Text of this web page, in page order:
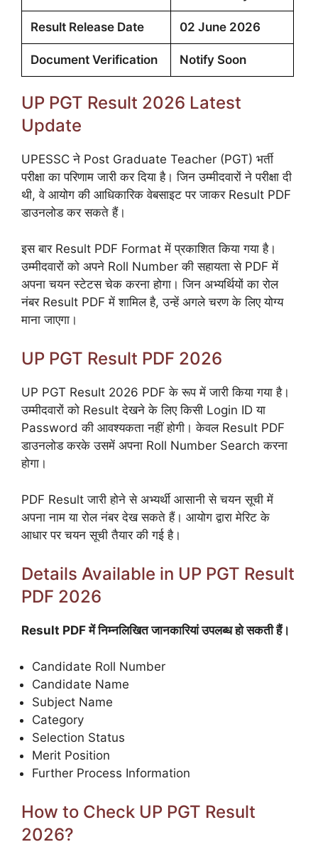
Result Release Date 02 June 2026
Document Verification Notify Soon
UP PGT Result 2026 Latest
Update
UPESSC ने Post Graduate Teacher (PGT) भर्ती
परीक्षा का परिणाम जारी कर दिया है। जिन उम्मीदवारों ने परीक्षा दी
थी, वे आयोग की आधिकारिक वेबसाइट पर जाकर Result PDF
डाउनलोड कर सकते हैं।
इस बार Result PDF Format में प्रकाशित किया गया है।
उम्मीदवारों को अपने Roll Number की सहायता से PDF में
अपना चयन स्टेटस चेक करना होगा। जिन अभ्यर्थियों का रोल
नंबर Result PDF में शामिल है, उन्हें अगले चरण के लिए योग्य
माना जाएगा।
UP PGT Result PDF 2026
UP PGT Result 2026 PDF के रूप में जारी किया गया है।
उम्मीदवारों को Result देखने के लिए किसी Login ID या
Password की आवश्यकता नहीं होगी। केवल Result PDF
डाउनलोड करके उसमें अपना Roll Number Search करना
होगा।
PDF Result जारी होने से अभ्यर्थी आसानी से चयन सूची में
अपना नाम या रोल नंबर देख सकते हैं। आयोग द्वारा मेरिट के
आधार पर चयन सूची तैयार की गई है।
Details Available in UP PGT Result
PDF 2026
Result PDF में निम्नलिखित जानकारियां उपलब्ध हो सकती हैं।
Candidate Roll Number
Candidate Name
Subject Name
Category
Selection Status
Merit Position
Further Process Information
How to Check UP PGT Result
2026?